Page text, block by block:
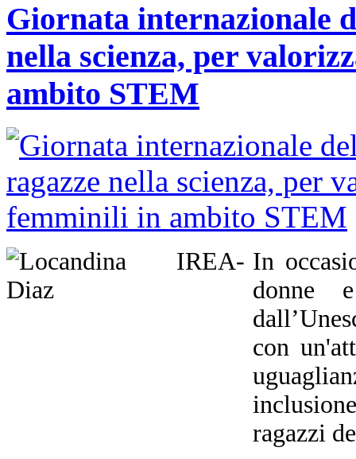
Giornata internazionale
nella scienza, per
ambito STEM
In
donne
con
ragazzi